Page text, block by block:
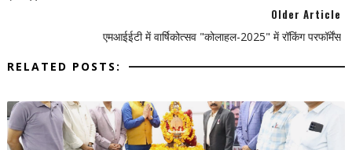
Older Article
एमआईईटी में वार्षिकोत्सव "कोलाहल-2025" में रॉकिंग परफॉर्मेंस
RELATED POSTS: